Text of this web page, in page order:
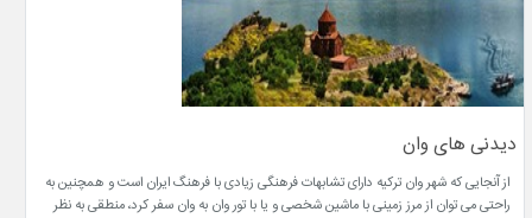
دیدنی های وان
از آنجایی که شهر وان ترکیه دارای تشابهات فرهنگی زیادی با فرهنگ ایران است و همچنین به
راحتی می توان از مرز زمینی با ماشین شخصی و یا با تور وان به وان سفر کرد، منطقی به نظر